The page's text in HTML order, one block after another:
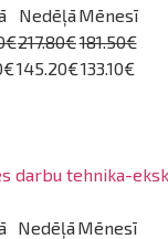
Nedēļā
217.80€
145.20€
Mēnesī
181.50€
133.10€
darbu tehnika-
Nedēļā Mēnesī